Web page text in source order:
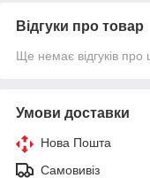
Відгуки про товар
Ще немає відгуків про
Умови доставки
Нова Пошта
Самовивіз